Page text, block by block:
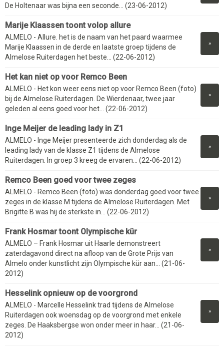
De Holtenaar was bijna een seconde... (23-06-2012)
Marije Klaassen toont volop allure
»
ALMELO - Allure. het is de naam van het paard waarmee
Marije Klaassen in de derde en laatste groep tijdens de
Almelose Ruiterdagen het beste... (22-06-2012)
Het kan niet op voor Remco Been
»
ALMELO - Het kon weer eens niet op voor Remco Been (foto)
bij de Almelose Ruiterdagen. De Wierdenaar, twee jaar
geleden al eens goed voor het... (22-06-2012)
Inge Meijer de leading lady in Z1
»
ALMELO - Inge Meijer presenteerde zich donderdag als de
leading lady van de klasse Z1 tijdens de Almelose
Ruiterdagen. In groep 3 kreeg de ervaren... (22-06-2012)
Remco Been goed voor twee zeges
»
ALMELO - Remco Been (foto) was donderdag goed voor twee
zeges in de klasse M tijdens de Almelose Ruiterdagen. Met
Brigitte B was hij de sterkste in... (22-06-2012)
Frank Hosmar toont Olympische kür
»
ALMELO – Frank Hosmar uit Haarle demonstreert
zaterdagavond direct na afloop van de Grote Prijs van
Almelo onder kunstlicht zijn Olympische kür aan... (21-06-
2012)
Hesselink opnieuw op de voorgrond
»
ALMELO - Marcelle Hesselink trad tijdens de Almelose
Ruiterdagen ook woensdag op de voorgrond met enkele
zeges. De Haaksbergse won onder meer in haar... (21-06-
2012)